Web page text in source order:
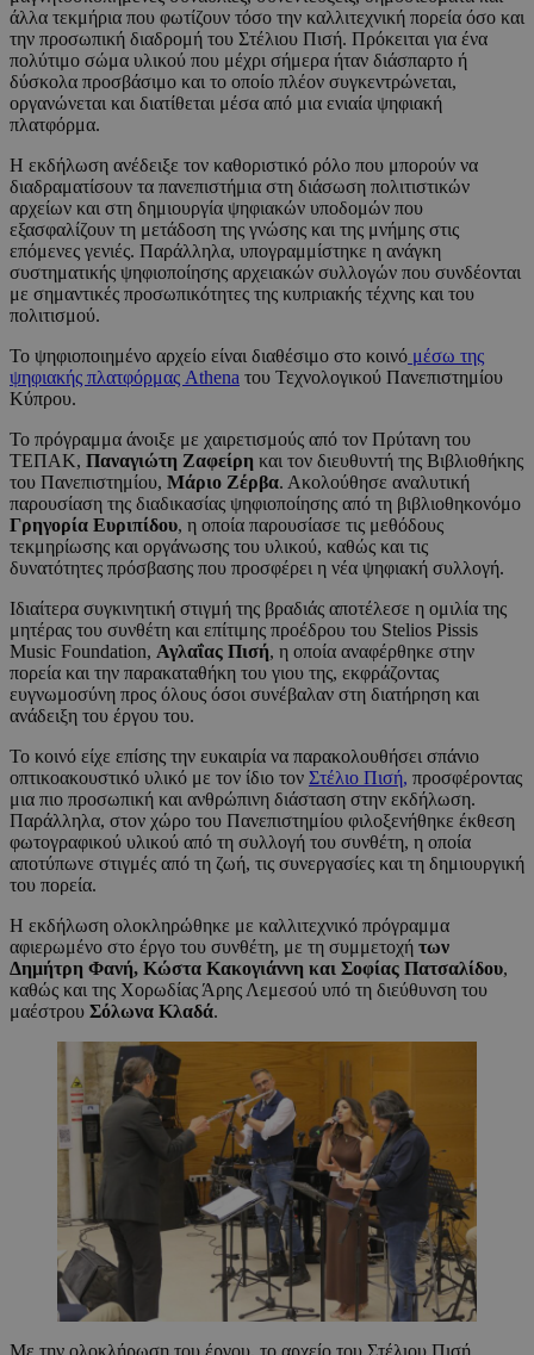
άλλα τεκμήρια που φωτίζουν τόσο την καλλιτεχνική πορεία όσο και
την προσωπική διαδρομή του Στέλιου Πισή. Πρόκειται για ένα
πολύτιμο σώμα υλικού που μέχρι σήμερα ήταν διάσπαρτο ή
δύσκολα προσβάσιμο και το οποίο πλέον συγκεντρώνεται,
οργανώνεται και διατίθεται μέσα από μια ενιαία ψηφιακή
πλατφόρμα.
Η εκδήλωση ανέδειξε τον καθοριστικό ρόλο που μπορούν να
διαδραματίσουν τα πανεπιστήμια στη διάσωση πολιτιστικών
αρχείων και στη δημιουργία ψηφιακών υποδομών που
εξασφαλίζουν τη μετάδοση της γνώσης και της μνήμης στις
επόμενες γενιές. Παράλληλα, υπογραμμίστηκε η ανάγκη
συστηματικής ψηφιοποίησης αρχειακών συλλογών που συνδέονται
με σημαντικές προσωπικότητες της κυπριακής τέχνης και του
πολιτισμού.
Το ψηφιοποιημένο αρχείο είναι διαθέσιμο στο κοινό μέσω της
ψηφιακής πλατφόρμας Athena του Τεχνολογικού Πανεπιστημίου
Κύπρου.
Το πρόγραμμα άνοιξε με χαιρετισμούς από τον Πρύτανη του
ΤΕΠΑΚ, Παναγιώτη Ζαφείρη και τον διευθυντή της Βιβλιοθήκης
του Πανεπιστημίου, Μάριο Ζέρβα. Ακολούθησε αναλυτική
παρουσίαση της διαδικασίας ψηφιοποίησης από τη βιβλιοθηκονόμο
Γρηγορία Ευριπίδου, η οποία παρουσίασε τις μεθόδους
τεκμηρίωσης και οργάνωσης του υλικού, καθώς και τις
δυνατότητες πρόσβασης που προσφέρει η νέα ψηφιακή συλλογή.
Ιδιαίτερα συγκινητική στιγμή της βραδιάς αποτέλεσε η ομιλία της
μητέρας του συνθέτη και επίτιμης προέδρου του Stelios Pissis
Music Foundation, Αγλαΐας Πισή, η οποία αναφέρθηκε στην
πορεία και την παρακαταθήκη του γιου της, εκφράζοντας
ευγνωμοσύνη προς όλους όσοι συνέβαλαν στη διατήρηση και
ανάδειξη του έργου του.
Το κοινό είχε επίσης την ευκαιρία να παρακολουθήσει σπάνιο
οπτικοακουστικό υλικό με τον ίδιο τον Στέλιο Πισή, προσφέροντας
μια πιο προσωπική και ανθρώπινη διάσταση στην εκδήλωση.
Παράλληλα, στον χώρο του Πανεπιστημίου φιλοξενήθηκε έκθεση
φωτογραφικού υλικού από τη συλλογή του συνθέτη, η οποία
αποτύπωνε στιγμές από τη ζωή, τις συνεργασίες και τη δημιουργική
του πορεία.
Η εκδήλωση ολοκληρώθηκε με καλλιτεχνικό πρόγραμμα
αφιερωμένο στο έργο του συνθέτη, με τη συμμετοχή των
Δημήτρη Φανή, Κώστα Κακογιάννη και Σοφίας Πατσαλίδου,
καθώς και της Χορωδίας Άρης Λεμεσού υπό τη διεύθυνση του
μαέστρου Σόλωνα Κλαδά.
Με την ολοκλήρωση του έργου, το αρχείο του Στέλιου Πισή